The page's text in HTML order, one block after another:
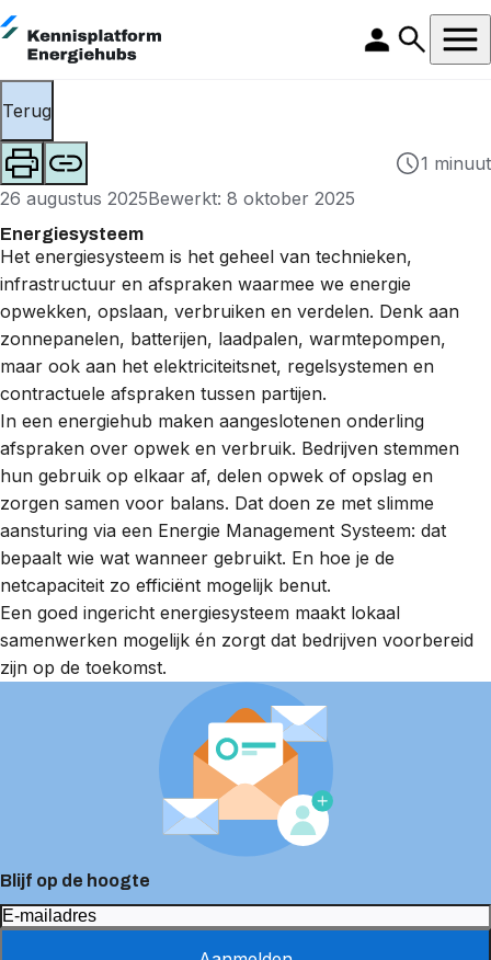
Terug
1 minuut
26 augustus 2025Bewerkt: 8 oktober 2025
Energiesysteem
Het energiesysteem is het geheel van technieken,
infrastructuur en afspraken waarmee we energie
opwekken, opslaan, verbruiken en verdelen. Denk aan
zonnepanelen, batterijen, laadpalen, warmtepompen,
maar ook aan het elektriciteitsnet, regelsystemen en
contractuele afspraken tussen partijen.
In een energiehub maken aangeslotenen onderling
afspraken over opwek en verbruik. Bedrijven stemmen
hun gebruik op elkaar af, delen opwek of opslag en
zorgen samen voor balans. Dat doen ze met slimme
aansturing via een Energie Management Systeem: dat
bepaalt wie wat wanneer gebruikt. En hoe je de
netcapaciteit zo efficiënt mogelijk benut.
Een goed ingericht energiesysteem maakt lokaal
samenwerken mogelijk én zorgt dat bedrijven voorbereid
zijn op de toekomst.
Blijf op de hoogte